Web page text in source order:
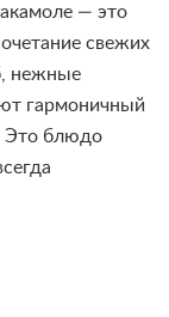
— это
свежих
нежные
гармоничный
Это блюдо